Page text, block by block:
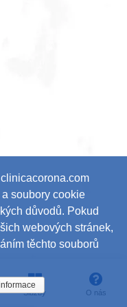
Služby O nás
soubory cookie
důvodů. Pokud
webových stránek,
těchto souborů